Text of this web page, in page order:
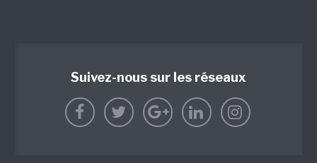
Suivez-nous sur les réseaux